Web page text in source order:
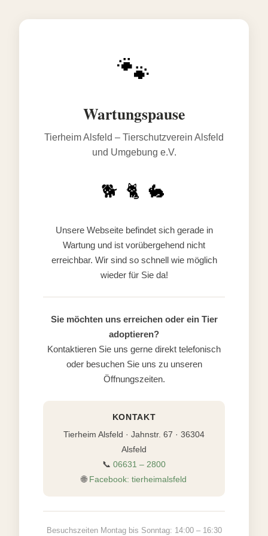
🐾
Wartungspause
Tierheim Alsfeld – Tierschutzverein Alsfeld
und Umgebung e.V.
🐕 🐈 🐇
Unsere Webseite befindet sich gerade in
Wartung und ist vorübergehend nicht
erreichbar. Wir sind so schnell wie möglich
wieder für Sie da!
Sie möchten uns erreichen oder ein Tier
adoptieren?
Kontaktieren Sie uns gerne direkt telefonisch
oder besuchen Sie uns zu unseren
Öffnungszeiten.
KONTAKT
Tierheim Alsfeld · Jahnstr. 67 · 36304
Alsfeld
📞 06631 – 2800
🌐 Facebook: tierheimalsfeld
Besuchszeiten Montag bis Sonntag: 14:00 – 16:30